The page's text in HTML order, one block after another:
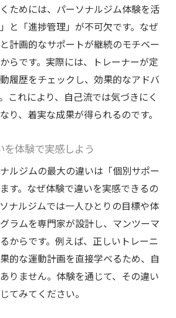
選ぶ女性専用パーソナルジムの魅
トと健康を両立する方法を解説
ルジム体験でリバウンド予防を実
続くダイエットのポイント
ジム体験が初心者に選ばれる理
安心して通えるジムの選び方
ーニングで運動が苦手でも続けら
ダイエットはパーソナルジムで決
パーソナルジムの違いを体験し
ためには、パーソナルジム体験を活
と「進捗管理」が不可欠です。なぜ
計画的なサポートが継続のモチベー
らです。実際には、トレーナーが定
履歴をチェックし、効果的なアドバ
これにより、自己流では気づきにく
り、着実な成果が得られるのです。
体験で実感しよう
ルジムの最大の違いは「個別サポー
す。なぜ体験で違いを実感できるの
ナルジムでは一人ひとりの目標や体
ラムを専門家が設計し、マンツーマ
からです。例えば、正しいトレーニ
的な運動計画を直接学べるため、自
りません。体験を通じて、その違い
てみてください。